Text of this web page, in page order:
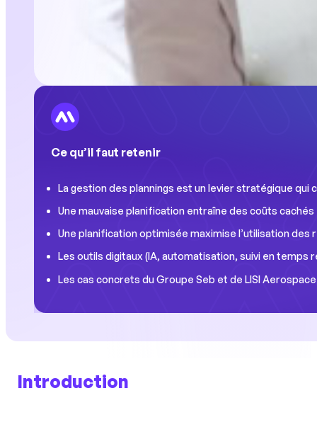
Ce qu’il faut retenir
La gestion des plannings est un levier stratégique
Une mauvaise planification entraîne des coûts
Une planification optimisée maximise l’utilisation
Les outils digitaux (IA, automatisation, suivi en
Les cas concrets du Groupe Seb et de LISI
Introduction